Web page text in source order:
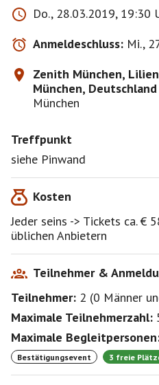
Do., 28.03.2019, 19:30
Anmeldeschluss: Mi.,
Zenith München,
München, Deutschland
München
Treffpunkt
siehe Pinwand
Kosten
Jeder seins -> Tickets ca. €
üblichen Anbietern
Teilnehmer &
Teilnehmer: 2 (0 Männer
Maximale Teilnehmerzahl:
Maximale
Bestätigungsevent 3 freie